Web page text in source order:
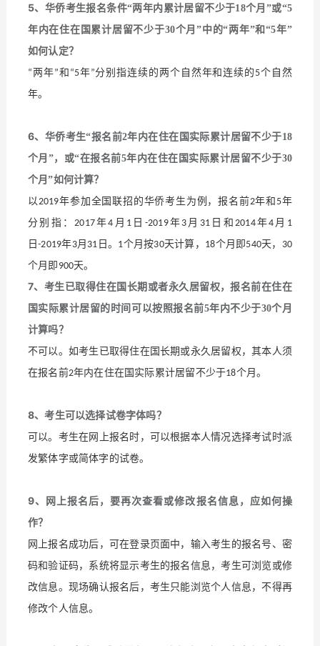
5、华侨考生报名条件“两年内累计居留不少于18个月 ”或“5
年内在住在国累计居留不少于30个月”中的“两年”和“5年”
如何认定？
“ 两年”和 “5年”分别指连续的两个自然年和连续的 5个自然
年。
6、华侨考生“报名前2年内在住在国实际累计居留不少于18
个月 ”，或“在报名前5年内在住在国实际累计居留不少于30
个月”如何计算？
以 2019年参加全国联招的华侨考生为例，报名前2年和 5年
分别指： 2017年4 月 1 日 -2019年 3 月 31 日和 2014年4 月 1
日-2019年3月 31 日。 1个月按30天计算， 18个月即540天， 30
个月即 900天。
7、考生已取得住在国长期或者永久居留权，报名前在住在
国实际累计居留的时间可以按照报名前5年内不少于30个月
计算吗？
不可以。如考生已取得住在国长期或永久居留权，其本人须
在报名前2年内在住在国实际累计居留不少于18个月。
8、考生可以选择试卷字体吗？
可以。考生在网上报名时，可以根据本人情况选择考试时派
发繁体字或简体字的试卷。
9、网上报名后，要再次查看或修改报名信息，应如何操
作？
网上报名成功后，可在登录页面中，输入考生的报名号、密
码和验证码，系统将显示考生的报名信息，考生可浏览或修
改信息。现场确认报名后，考生只能浏览个人信息，不得再
修改个人信息。